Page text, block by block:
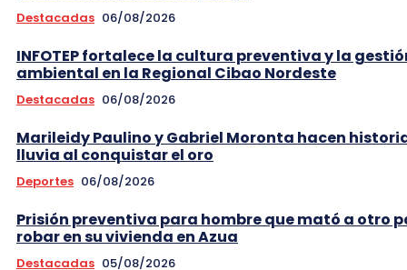
Destacadas 06/08/2026
INFOTEP fortalece la cultura preventiva y la
ambiental en la Regional Cibao Nordeste
Destacadas 06/08/2026
Marileidy Paulino y Gabriel Moronta hacen
lluvia al conquistar el oro
Deportes 06/08/2026
Prisión preventiva para hombre que mató a otro
robar en su vivienda en Azua
Destacadas 05/08/2026